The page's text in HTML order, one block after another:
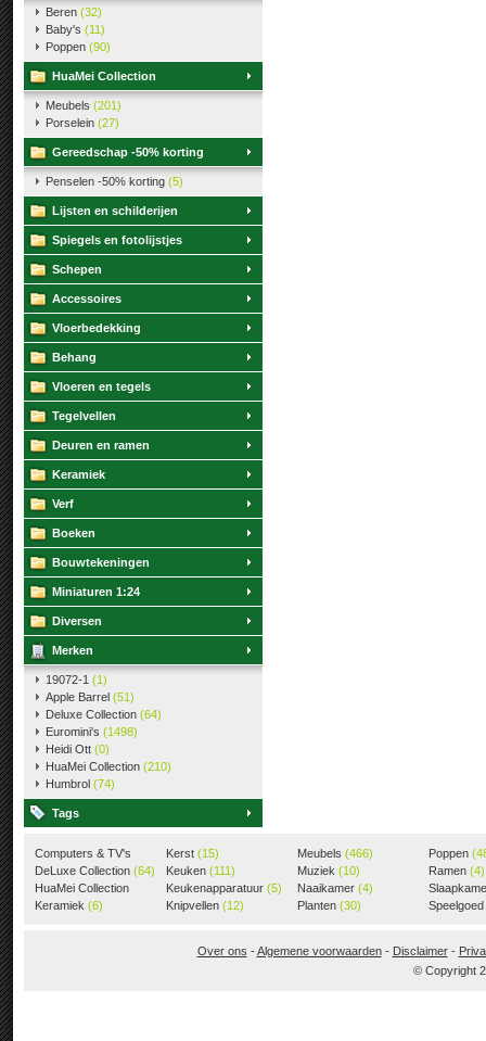
Beren (32)
Baby's (11)
Poppen (90)
HuaMei Collection
Meubels (201)
Porselein (27)
Gereedschap -50% korting
Penselen -50% korting (5)
Lijsten en schilderijen
Spiegels en fotolijstjes
Schepen
Accessoires
Vloerbedekking
Behang
Vloeren en tegels
Tegelvellen
Deuren en ramen
Keramiek
Verf
Boeken
Bouwtekeningen
Miniaturen 1:24
Diversen
Merken
19072-1 (1)
Apple Barrel (51)
Deluxe Collection (64)
Euromini's (1498)
Heidi Ott (0)
HuaMei Collection (210)
Humbrol (74)
Tags
Computers & TV's
(18)
DeLuxe Collection (64)
HuaMei Collection
(205)
Keramiek (6)
Kerst (15)
Keuken (111)
Keukenapparatuur (5)
Knipvellen (12)
Meubels (466)
Muziek (10)
Naaikamer (4)
Planten (30)
Poppen
Ramen (4)
Speelgoed
Over ons -Algemene voorwaarden- Disclaimer-
© Copyright